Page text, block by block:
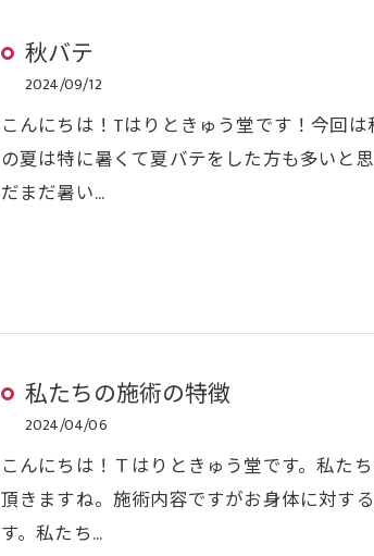
秋バテ
2024/09/12
こんにちは！Tはりときゅう堂です！今回
の夏は特に暑くて夏バテをした方も多いと
だまだ暑い…
私たちの施術の特徴
2024/04/06
こんにちは！Ｔはりときゅう堂です。私た
頂きますね。施術内容ですがお身体に対す
す。私たち…